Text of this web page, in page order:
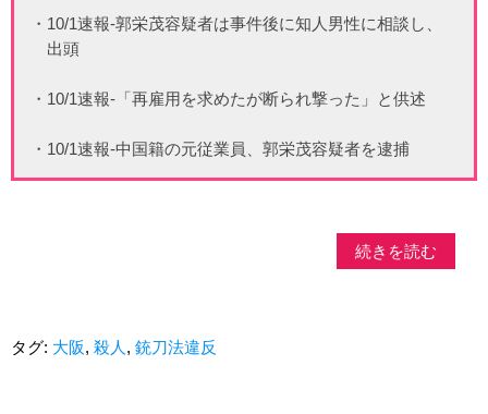
・10/1速報-郭栄茂容疑者は事件後に知人男性に相談し、
出頭
・10/1速報-「再雇用を求めたが断られ撃った」と供述
・10/1速報-中国籍の元従業員、郭栄茂容疑者を逮捕
続きを読む
タグ: 大阪, 殺人 , 銃刀法違反